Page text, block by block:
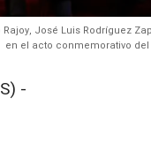
José Luis Rodríguez
en el acto conmemorativo del
-